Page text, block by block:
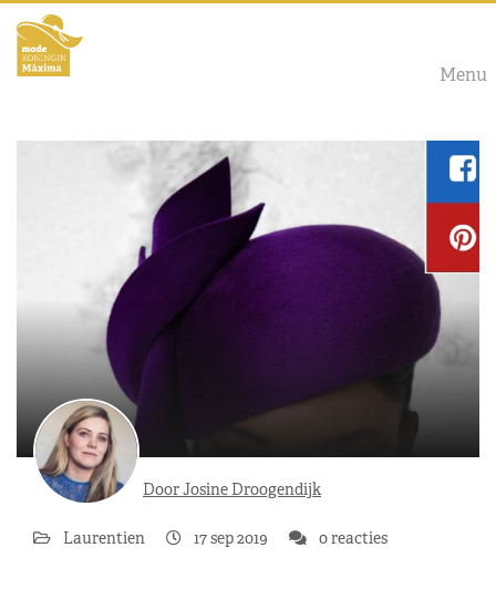
Menu
Door Josine Droogendijk
Laurentien 17 sep 2019 0 reacties